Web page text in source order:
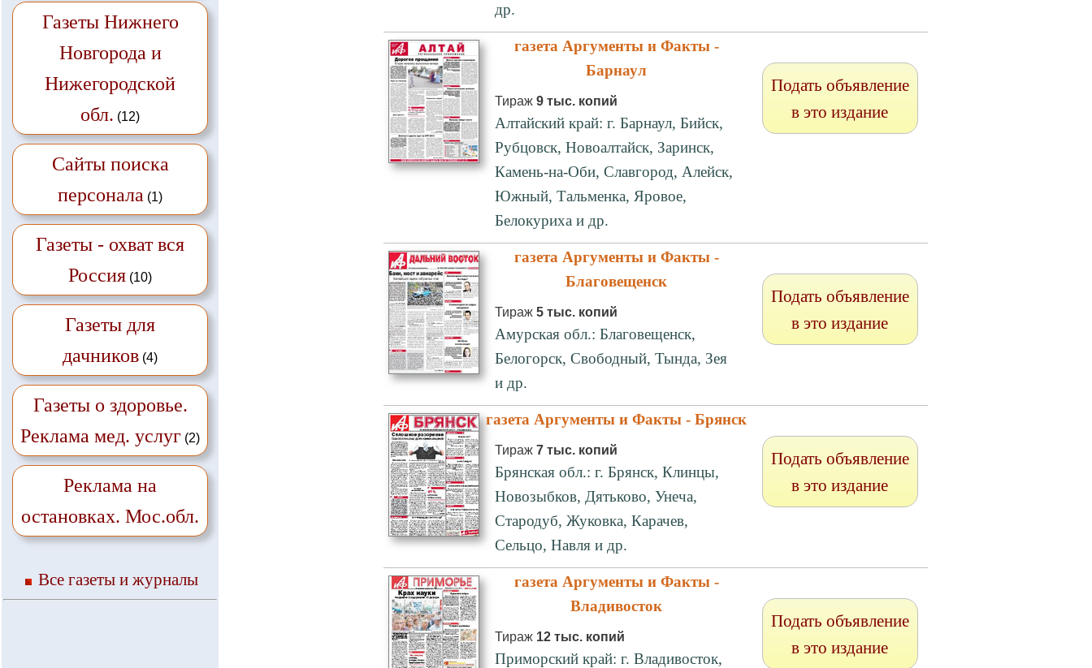
Газеты Нижнего
Новгорода и
Нижегородской
обл. (12)
Сайты поиска
персонала (1)
Газеты - охват вся
Россия (10)
Газеты для
дачников (4)
Газеты о здоровье.
Реклама мед. услуг (2)
Реклама на
остановках. Мос.обл.
Все газеты и журналы
др.
газета Аргументы и Факты -
Барнаул
Тираж 9 тыс. копий
Алтайский край: г. Барнаул, Бийск,
Рубцовск, Новоалтайск, Заринск,
Камень-на-Оби, Славгород, Алейск,
Южный, Тальменка, Яровое,
Белокуриха и др.
Подать объявление
в это издание
газета Аргументы и Факты -
Благовещенск
Тираж 5 тыс. копий
Амурская обл.: Благовещенск,
Белогорск, Свободный, Тында, Зея
и др.
Подать объявление
в это издание
газета Аргументы и Факты - Брянск
Тираж 7 тыс. копий
Брянская обл.: г. Брянск, Клинцы,
Новозыбков, Дятьково, Унеча,
Стародуб, Жуковка, Карачев,
Сельцо, Навля и др.
Подать объявление
в это издание
газета Аргументы и Факты -
Владивосток
Тираж 12 тыс. копий
Приморский край: г. Владивосток,
Подать объявление
в это издание